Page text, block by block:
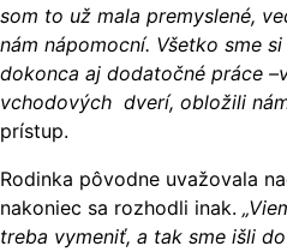
som to už mala premyslené,
nám nápomocní. Všetko sme
dokonca aj dodatočné práce
vchodových dverí, obložili
prístup.
Rodinka pôvodne uvažovala
nakoniec sa rozhodli inak.
treba vymeniť, a tak sme išli